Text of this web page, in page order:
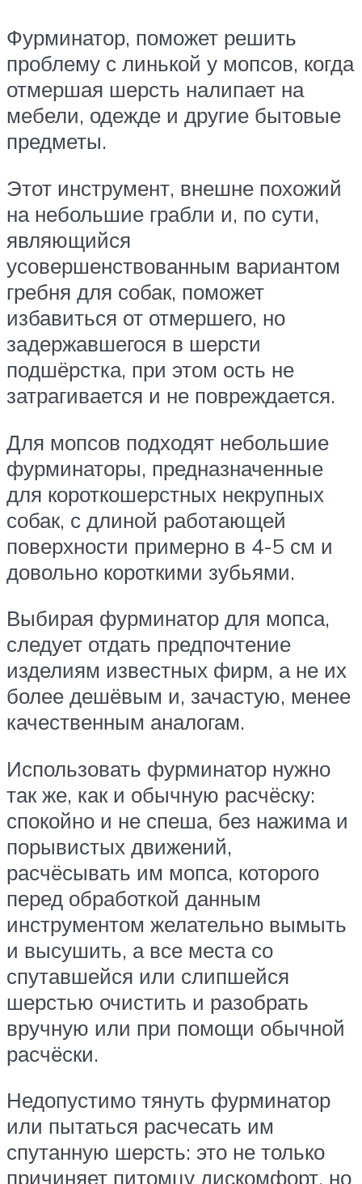
Фурминатор, поможет решить
проблему с линькой у мопсов, когда
отмершая шерсть налипает на
мебели, одежде и другие бытовые
предметы.
Этот инструмент, внешне похожий
на небольшие грабли и, по сути,
являющийся
усовершенствованным вариантом
гребня для собак, поможет
избавиться от отмершего, но
задержавшегося в шерсти
подшёрстка, при этом ость не
затрагивается и не повреждается.
Для мопсов подходят небольшие
фурминаторы, предназначенные
для короткошерстных некрупных
собак, с длиной работающей
поверхности примерно в 4-5 см и
довольно короткими зубьями.
Выбирая фурминатор для мопса,
следует отдать предпочтение
изделиям известных фирм, а не их
более дешёвым и, зачастую, менее
качественным аналогам.
Использовать фурминатор нужно
так же, как и обычную расчёску:
спокойно и не спеша, без нажима и
порывистых движений,
расчёсывать им мопса, которого
перед обработкой данным
инструментом желательно вымыть
и высушить, а все места со
спутавшейся или слипшейся
шерстью очистить и разобрать
вручную или при помощи обычной
расчёски.
Недопустимо тянуть фурминатор
или пытаться расчесать им
спутанную шерсть: это не только
причиняет питомцу дискомфорт, но